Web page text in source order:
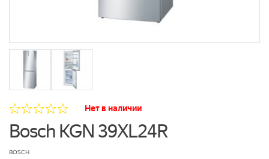
Нет в наличии
Bosch KGN 39XL24R
BOSCH